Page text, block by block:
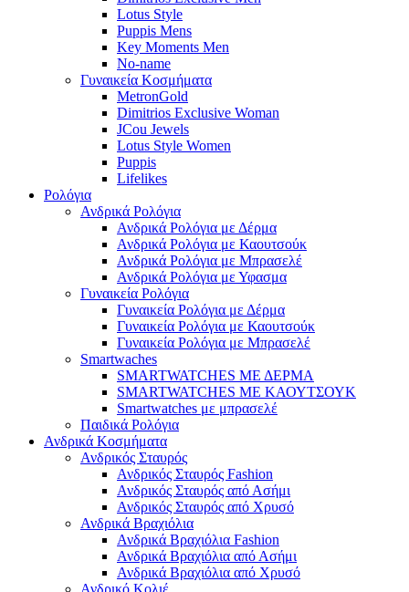
Lotus Style
Puppis Mens
Key Moments Men
No-name
Γυναικεία Κοσμήματα
MetronGold
Dimitrios Exclusive Woman
JCou Jewels
Lotus Style Women
Puppis
Lifelikes
Ρολόγια
Ανδρικά Ρολόγια
Ανδρικά Ρολόγια με Δέρμα
Ανδρικά Ρολόγια με Καουτσούκ
Ανδρικά Ρολόγια με Μπρασελέ
Ανδρικά Ρολόγια με Υφασμα
Γυναικεία Ρολόγια
Γυναικεία Ρολόγια με Δέρμα
Γυναικεία Ρολόγια με Καουτσούκ
Γυναικεία Ρολόγια με Μπρασελέ
Smartwaches
SMARTWATCHES ΜΕ ΔΕΡΜΑ
SMARTWATCHES ΜΕ ΚΑΟΥΤΣΟΥΚ
Smartwatches με μπρασελέ
Παιδικά Ρολόγια
Ανδρικά Κοσμήματα
Ανδρικός Σταυρός
Ανδρικός Σταυρός Fashion
Ανδρικός Σταυρός από Ασήμι
Ανδρικός Σταυρός από Χρυσό
Ανδρικά Βραχιόλια
Ανδρικά Βραχιόλια Fashion
Ανδρικά Βραχιόλια από Ασήμι
Ανδρικά Βραχιόλια από Χρυσό
Ανδρικό Κολιέ